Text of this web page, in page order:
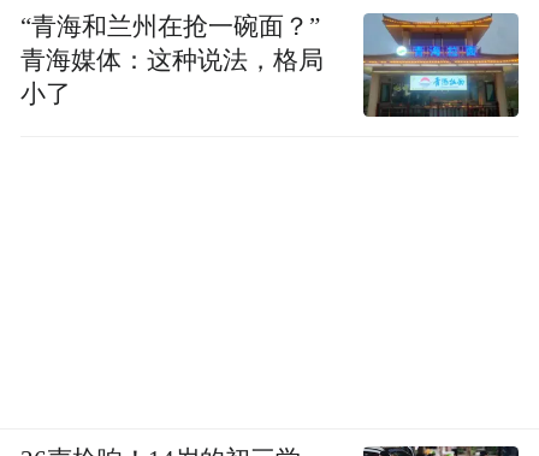
“青海和兰州在抢一碗面？”
青海媒体：这种说法，格局
小了